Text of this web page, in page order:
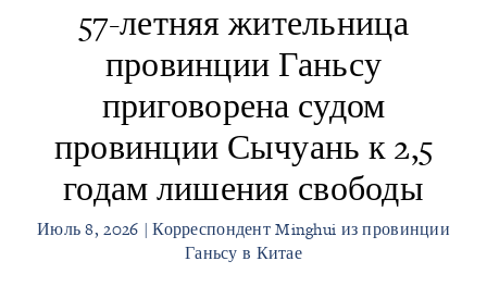
57-летняя жительница
провинции Ганьсу
приговорена судом
провинции Сычуань к 2,5
годам лишения свободы
Июль 8, 2026 | Корреспондент Minghui из провинции
Ганьсу в Китае